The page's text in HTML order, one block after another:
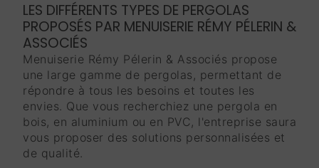
LES DIFFÉRENTS TYPES DE PERGOLAS
PROPOSÉS PAR MENUISERIE RÉMY PÉLERIN &
ASSOCIÉS
Menuiserie Rémy Pélerin & Associés propose
une large gamme de pergolas, permettant de
répondre à tous les besoins et toutes les
envies. Que vous recherchiez une pergola en
bois, en aluminium ou en PVC, l'entreprise saura
vous proposer des solutions personnalisées et
de qualité.